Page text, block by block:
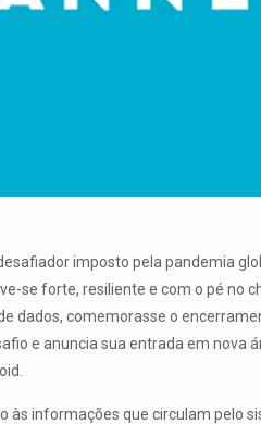
imposto pela pandemia
se forte, resiliente e com o pé
dados, comemorasse o
e anuncia sua entrada em nova
informações que circulam pelo